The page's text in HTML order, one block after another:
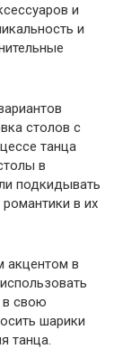
и
и
столов с
танца
в
подкидывать
в их
акцентом в
в свою
шарики
танца.